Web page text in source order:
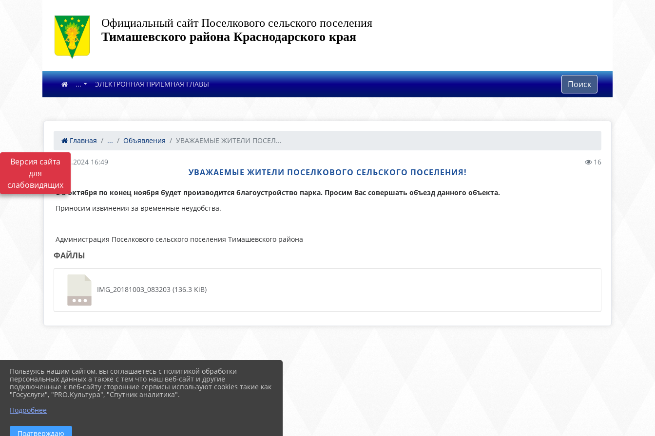
Версия сайта
для
слабовидящих
Официальный сайт Поселкового сельского поселения
Тимашевского района Краснодарского края
... ЭЛЕКТРОННАЯ ПРИЕМНАЯ ГЛАВЫ Поиск
Главная ... Объявления УВАЖАЕМЫЕ ЖИТЕЛИ ПОСЕЛ...
28.02.2024 16:49 16
УВАЖАЕМЫЕ ЖИТЕЛИ ПОСЕЛКОВОГО СЕЛЬСКОГО ПОСЕЛЕНИЯ!
С 3 октября по конец ноября будет производится благоустройство парка. Просим Вас совершать объезд данного объекта.
Приносим извинения за временные неудобства.
Администрация Поселкового сельского поселения Тимашевского района
ФАЙЛЫ
IMG_20181003_083203 (136.3 KiB)
Пользуясь нашим сайтом, вы соглашаетесь с политикой обработки
персональных данных а также с тем что наш веб-сайт и другие
подключенные к веб-сайту сторонние сервисы используют cookies такие как
"Госуслуги", "PRO.Культура", "Спутник аналитика".
Подробнее
Подтверждаю